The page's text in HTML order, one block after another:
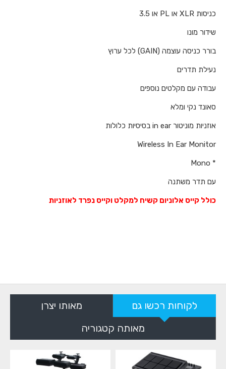
כניסות XLR או PL או 3.5
שידור מונו
בורר כניסה עוצמה (GAIN) לכל ערוץ
נעילת תדרים
עבודה עם מקלטים נוספים
סאונד נקי ומלא
אוזניות מוניטור in ear בסיסיות כלולות
Wireless In Ear Monitor
* Mono
עם תדר משתנה
כולל קייס אלוניום קשיח למקלט וקייס נפרד לאוזניות
לקוחות רכשו גם
מאותו יצרן
מאותה קטגוריה